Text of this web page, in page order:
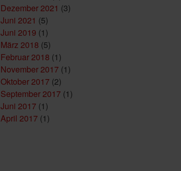
Dezember 2021 (3)
Juni 2021 (5)
Juni 2019 (1)
März 2018 (5)
Februar 2018 (1)
November 2017 (1)
Oktober 2017 (2)
September 2017 (1)
Juni 2017 (1)
April 2017 (1)